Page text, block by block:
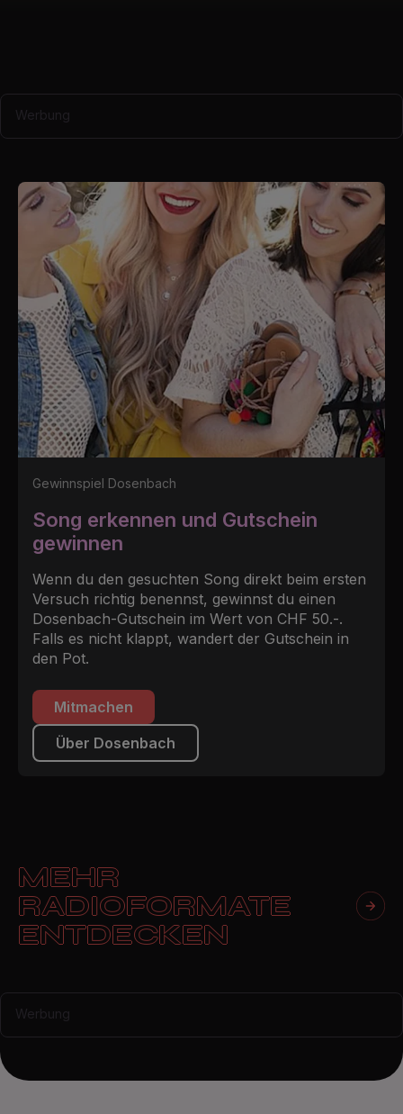
Werbung
Gewinnspiel Dosenbach
Song erkennen und Gutschein
gewinnen
Wenn du den gesuchten Song direkt beim ersten
Versuch richtig benennst, gewinnst du einen
Dosenbach-Gutschein im Wert von CHF 50.-.
Falls es nicht klappt, wandert der Gutschein in
den Pot.
Mitmachen
Über Dosenbach
MEHR
RADIOFORMATE
ENTDECKEN
Werbung